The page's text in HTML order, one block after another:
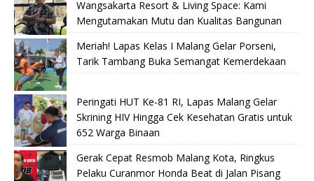
Wangsakarta Resort & Living Space: Kami
Mengutamakan Mutu dan Kualitas Bangunan
Meriah! Lapas Kelas I Malang Gelar Porseni,
Tarik Tambang Buka Semangat Kemerdekaan
Peringati HUT Ke-81 RI, Lapas Malang Gelar
Skrining HIV Hingga Cek Kesehatan Gratis untuk
652 Warga Binaan
Gerak Cepat Resmob Malang Kota, Ringkus
Pelaku Curanmor Honda Beat di Jalan Pisang